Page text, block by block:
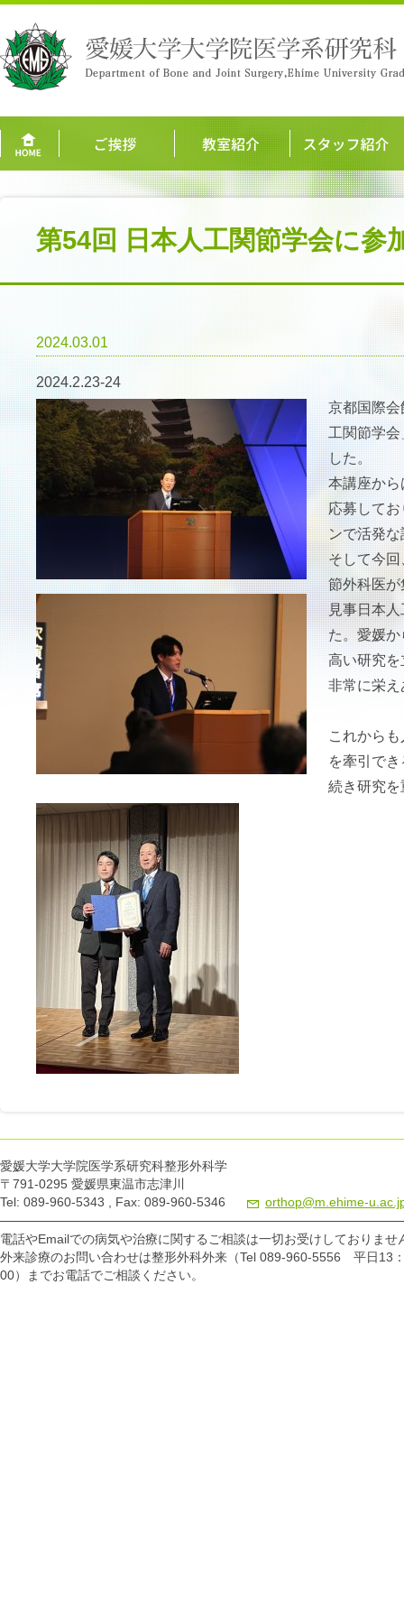
第54回 日本人工関節学会に参
2024.03.01
2024.2.23-24
京都国際
工関節学
した。
本講座か
応募して
ンで活発
そして今
節外科医
見事日本
た。愛媛か
高い研究
非常に栄
これから
を牽引で
続き研究
愛媛大学大学院医学系研究科整形外科学
〒791-0295 愛媛県東温市志津川
Tel: 089-960-5343 , Fax: 089-960-5346
orthop@m.ehime-
電話やEmailでの病気や治療に関するご相談は一切お受けしておりませ
外来診療のお問い合わせは整形外科外来（Tel 089-960-5556 平日13
00）までお電話でご相談ください。